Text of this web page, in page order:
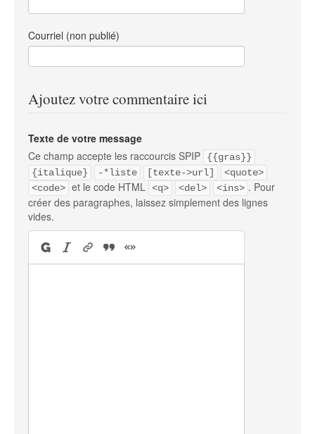
Courriel (non publié)
Ajoutez votre commentaire ici
Texte de votre message
Ce champ accepte les raccourcis SPIP
{{gras}}
{italique}
-*liste [texte->url]
<quote>
<code> et le code HTML <q> <del> <ins> . Pour
créer des paragraphes, laissez simplement des lignes
vides.